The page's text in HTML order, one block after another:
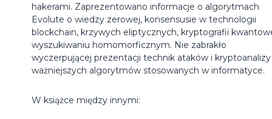
hakerami. Zaprezentowano informacje o algorytmach
Evolute o wiedzy zerowej, konsensusie w technologii
blockchain, krzywych eliptycznych, kryptografii
wyszukiwaniu homomorficznym. Nie zabrakło
wyczerpującej prezentacji technik ataków i kryptoanalizy
ważniejszych algorytmów stosowanych w informatyce.
W książce między innymi: